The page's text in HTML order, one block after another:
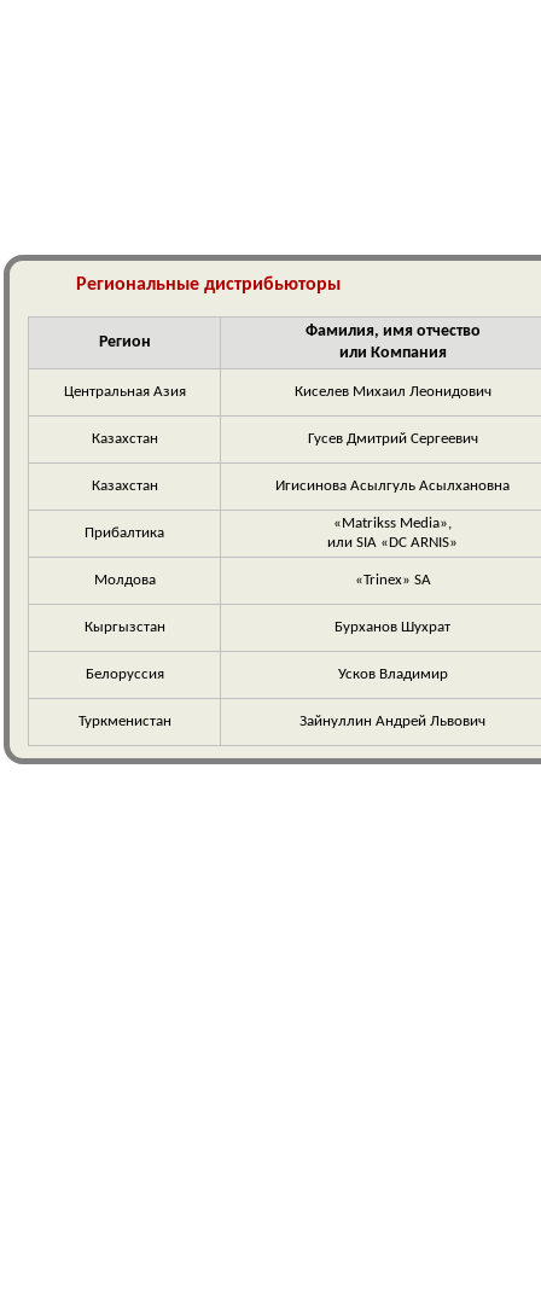
Региональные дистрибьюторы
Регион
Фамилия, имя отчество
или Компания
Центральная Азия Киселев Михаил Леонидович
Казахстан Гусев Дмитрий Сергеевич
Казахстан Игисинова Асылгуль Асылхановна
Прибалтика
«Matrikss Media»,
или SIA «DC ARNIS»
Молдова «Trinex» SA
Кыргызстан Бурханов Шухрат
Белоруссия Усков Владимир
Туркменистан Зайнуллин Андрей Львович